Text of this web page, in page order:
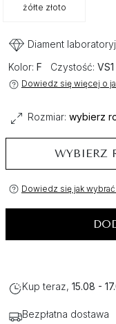
żółte złoto
Diament
Kolor: F Czystość: VS1
Dowiedz się więcej o
Rozmiar: wybierz
WYBIERZ
Dowiedz się jak
Kup teraz, 15.08 -
Bezpłatna dostawa